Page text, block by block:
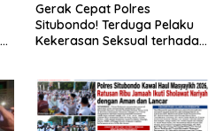
Gerak Cepat Polres
Situbondo! Terduga Pelaku
Kekerasan Seksual terhadap